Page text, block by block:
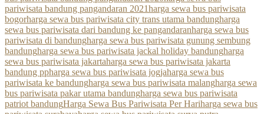
pariwisata bandung pangandaran 2021harga sewa bus pariwisata
bogorharga sewa bus pariwisata city trans utama bandungharga
sewa bus pariwisata dari bandung ke pangandaranharga sewa bus
pariwisata di bandungharga sewa bus pariwisata gunung sembung
bandungharga sewa bus pariwisata jackal holiday bandungharga
sewa bus pariwisata jakartaharga sewa bus pariwisata jakarta
bandung ppharga sewa bus pariwisata jogjaharga sewa bus
pariwisata ke bandungharga sewa bus pariwisata malangharga sewa
bus pariwisata pakar utama bandungharga sewa bus pariwisata
patriot bandungHarga Sewa Bus Pariwisata Per Hariharga sewa bus